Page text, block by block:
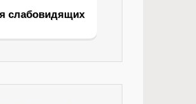
слабовидящих